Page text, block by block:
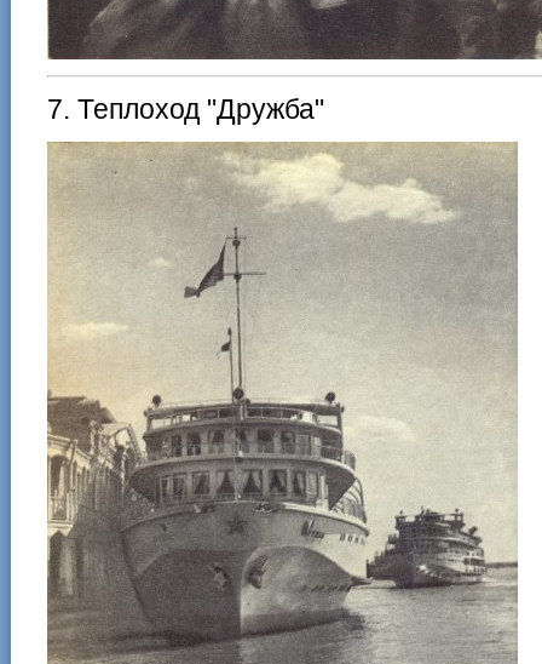
7. Теплоход "Дружба"